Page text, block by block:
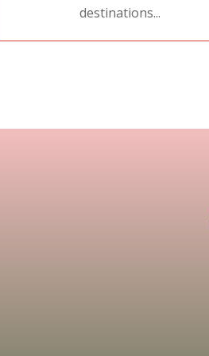
destinations...